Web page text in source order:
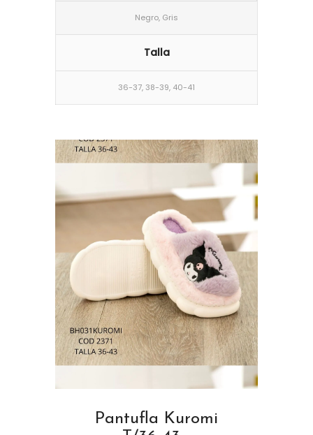
Negro, Gris
Talla
36-37, 38-39, 40-41
Pantufla Kuromi